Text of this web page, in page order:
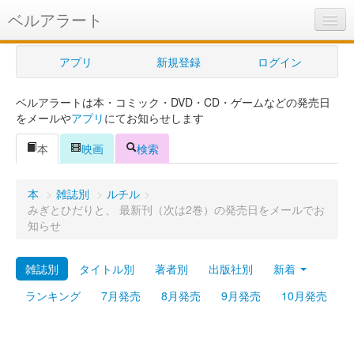
ベルアラート
ベルアラートとは
ヘルプ
新規登録
ログイン
購入管理
プレミアム
アプリ 新規登録 ログイン
ベルアラートは本・コミック・DVD・CD・ゲームなどの発売日
をメールやアプリ にてお知らせします
本
映画 検索
本 > 雑誌別 > ルチル >
みぎとひだりと、 最新刊（次は2巻）の発売日をメールでお
知らせ
雑誌別 タイトル別 著者別 出版社別
新着
ランキング
7月発売 8月発売 9月発売 10月発売